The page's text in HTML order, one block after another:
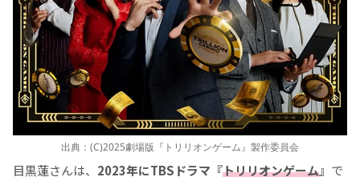
出典：(C)2025劇場版『トリリオンゲーム』製作委員会
目黒蓮さんは、 2023年にTBSドラマ『トリリオンゲーム』 で